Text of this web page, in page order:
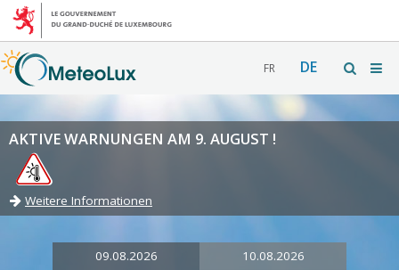
FR DE
AKTIVE WARNUNGEN AM 9. AUGUST !
Weitere Informationen
09.08.2026 10.08.2026